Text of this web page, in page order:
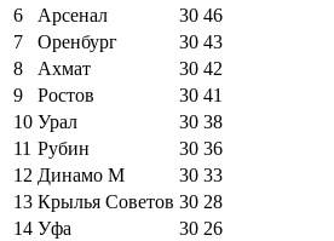
6
Арсенал 30 46
7
Оренбург 30 43
8
Ахмат 30 42
9
Ростов 30 41
10 Урал 30 38
11 Рубин 30 36
12 Динамо М 30 33
13 Крылья Советов 30 28
14 Уфа 30 26